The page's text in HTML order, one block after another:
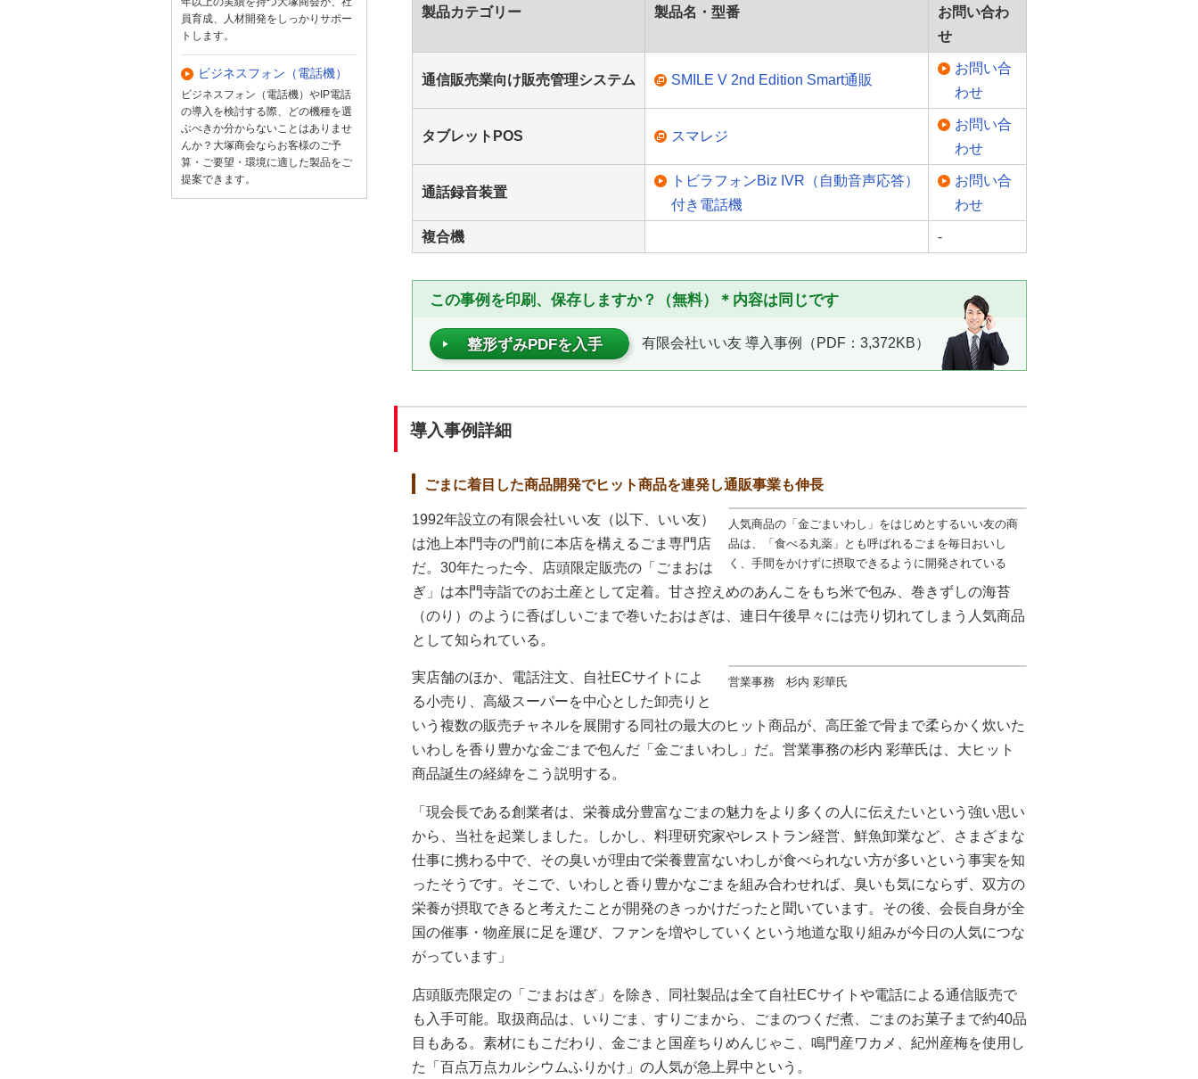
製品カテゴリー 製品名・型番
お問い合わ
せ
通信販売業向け販売管理システム SMILE V 2nd Edition Smart通販
お問い合
わせ
タブレットPOS スマレジ
お問い合
わせ
通話録音装置
トビラフォンBiz IVR（自動音声応答）
付き電話機
お問い合
わせ
複合機 -
この事例を印刷、保存しますか？（無料）＊内容は同じです
整形ずみPDFを入手 有限会社いい友 導入事例（PDF：3,372KB）
導入事例詳細
ごまに着目した商品開発でヒット商品を連発し通販事業も伸長
人気商品の「金ごまいわし」をはじめとするいい友の商
品は、「食べる丸薬」とも呼ばれるごまを毎日おいし
く、手間をかけずに摂取できるように開発されている
1992年設立の有限会社いい友（以下、いい友）
は池上本門寺の門前に本店を構えるごま専門店
だ。30年たった今、店頭限定販売の「ごまおは
ぎ」は本門寺詣でのお土産として定着。甘さ控えめのあんこをもち米で包み、巻きずしの海苔
（のり）のように香ばしいごまで巻いたおはぎは、連日午後早々には売り切れてしまう人気商品
として知られている。
営業事務 杉内 彩華氏
実店舗のほか、電話注文、自社ECサイトによ
る小売り、高級スーパーを中心とした卸売りと
いう複数の販売チャネルを展開する同社の最大のヒット商品が、高圧釜で骨まで柔らかく炊いた
いわしを香り豊かな金ごまで包んだ「金ごまいわし」だ。営業事務の杉内 彩華氏は、大ヒット
商品誕生の経緯をこう説明する。
「現会長である創業者は、栄養成分豊富なごまの魅力をより多くの人に伝えたいという強い思い
から、当社を起業しました。しかし、料理研究家やレストラン経営、鮮魚卸業など、さまざまな
仕事に携わる中で、その臭いが理由で栄養豊富ないわしが食べられない方が多いという事実を知
ったそうです。そこで、いわしと香り豊かなごまを組み合わせれば、臭いも気にならず、双方の
栄養が摂取できると考えたことが開発のきっかけだったと聞いています。その後、会長自身が全
国の催事・物産展に足を運び、ファンを増やしていくという地道な取り組みが今日の人気につな
がっています」
店頭販売限定の「ごまおはぎ」を除き、同社製品は全て自社ECサイトや電話による通信販売で
も入手可能。取扱商品は、いりごま、すりごまから、ごまのつくだ煮、ごまのお菓子まで約40品
目もある。素材にもこだわり、金ごまと国産ちりめんじゃこ、鳴門産ワカメ、紀州産梅を使用し
た「百点万点カルシウムふりかけ」の人気が急上昇中という。
員育成、人材開発をしっかりサポー
トします。
ビジネスフォン（電話機）
ビジネスフォン（電話機）やIP電話
の導入を検討する際、どの機種を選
ぶべきか分からないことはありませ
んか？大塚商会ならお客様のご予
算・ご要望・環境に適した製品をご
提案できます。